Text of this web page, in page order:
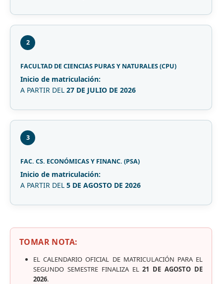
2
FACULTAD DE CIENCIAS PURAS Y NATURALES (CPU)
Inicio de matriculación:
A PARTIR DEL 27 DE JULIO DE 2026
3
FAC. CS. ECONÓMICAS Y FINANC. (PSA)
Inicio de matriculación:
A PARTIR DEL 5 DE AGOSTO DE 2026
TOMAR NOTA:
EL CALENDARIO OFICIAL DE MATRICULACIÓN PARA EL
SEGUNDO SEMESTRE FINALIZA EL21 DE AGOSTO DE
2026.